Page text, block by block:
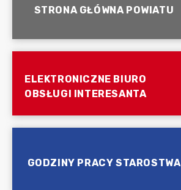
STRONA GŁÓWNA POWIATU
ELEKTRONICZNE BIURO
OBSŁUGI INTERESANTA
GODZINY PRACY STAROSTWA